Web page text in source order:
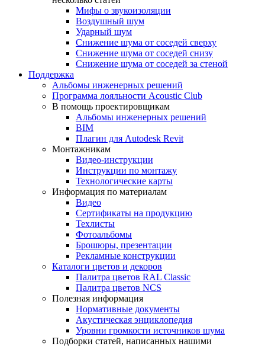
Мифы о звукоизоляции
Воздушный шум
Ударный шум
Снижение шума от соседей сверху
Снижение шума от соседей снизу
Снижение шума от соседей за стеной
Поддержка
Альбомы инженерных решений
Программа лояльности Acoustic Club
В помощь проектировщикам
Альбомы инженерных решений
BIM
Плагин для Autodesk Revit
Монтажникам
Видео-инструкции
Инструкции по монтажу
Технологические карты
Информация по материалам
Видео
Сертификаты на продукцию
Техлисты
Фотоальбомы
Брошюры, презентации
Рекламные конструкции
Каталоги цветов и декоров
Палитра цветов RAL Сlassic
Палитра цветов NCS
Полезная информация
Нормативные документы
Акустическая энциклопедия
Уровни громкости источников шума
Подборки статей, написанных нашими